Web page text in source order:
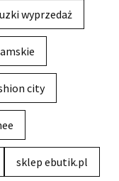
wyprzedaż
city
sklep ebutik.pl